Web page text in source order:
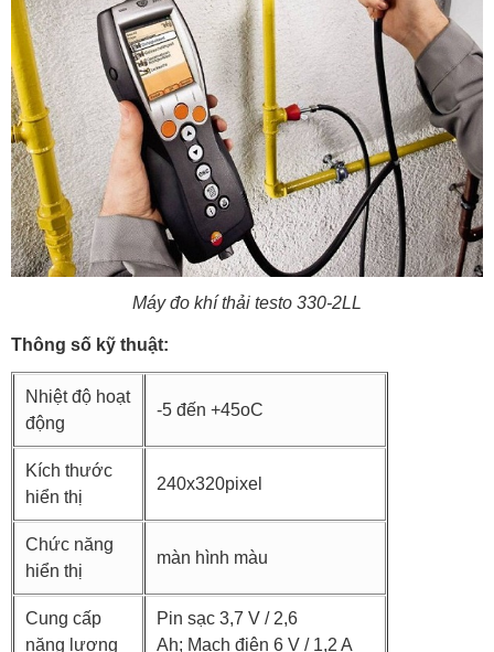
Máy đo khí thải testo 330-2LL
Thông số kỹ thuật:
Nhiệt độ hoạt
động
-5 đến +45oC
Kích thước
hiển thị
240x320pixel
Chức năng
hiển thị
màn hình màu
Cung cấp
năng lượng
Pin sạc 3,7 V / 2,6
Ah; Mạch điện 6 V / 1,2 A